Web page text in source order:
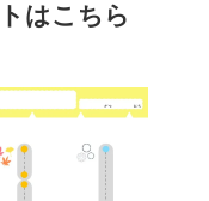
はこちら